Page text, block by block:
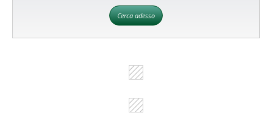
Cerca adesso